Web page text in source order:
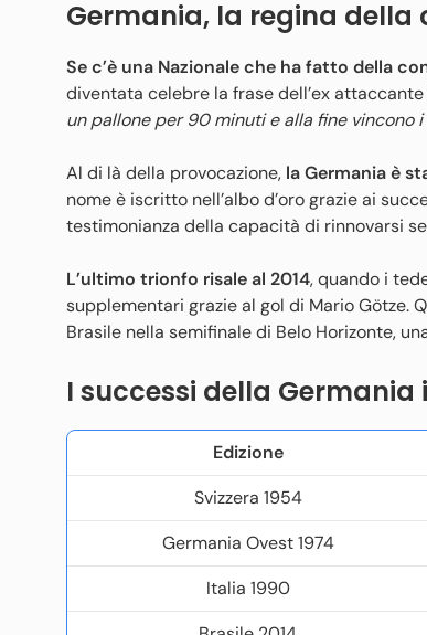
Germania, la regina della
Se c’è una Nazionale che ha fatto della
diventata celebre la frase dell’ex attaccante
un pallone per 90 minuti e alla fine vincono i
Al di là della provocazione, la Germania è
nome è iscritto nell’albo d’oro grazie ai
testimonianza della capacità di rinnovarsi
L’ultimo trionfo risale al 2014, quando i
supplementari grazie al gol di Mario Götze.
Brasile nella semifinale di Belo Horizonte,
I successi della Germania
Edizione
Svizzera 1954
Germania Ovest 1974
Italia 1990